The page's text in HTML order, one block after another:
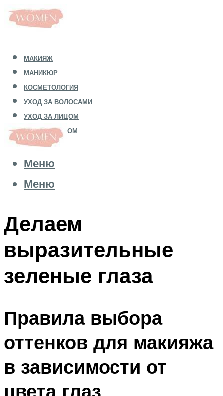
МАКИЯЖ
МАНИКЮР
КОСМЕТОЛОГИЯ
УХОД ЗА ВОЛОСАМИ
УХОД ЗА ЛИЦОМ
УХОД ЗА ТЕЛОМ
Меню
Меню
Делаем
выразительные
зеленые глаза
Правила выбора
оттенков для макияжа
в зависимости от
цвета глаз